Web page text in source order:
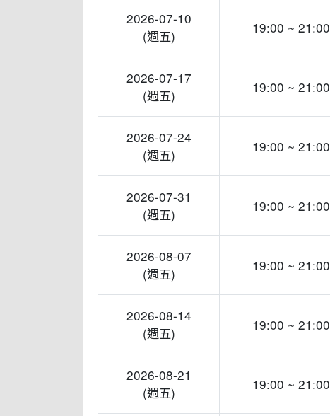
2026-07-10
(週五)
19:00 ~ 21:00
2026-07-17
(週五)
19:00 ~ 21:00
2026-07-24
(週五)
19:00 ~ 21:00
2026-07-31
(週五)
19:00 ~ 21:00
2026-08-07
(週五)
19:00 ~ 21:00
2026-08-14
(週五)
19:00 ~ 21:00
2026-08-21
(週五)
19:00 ~ 21:00